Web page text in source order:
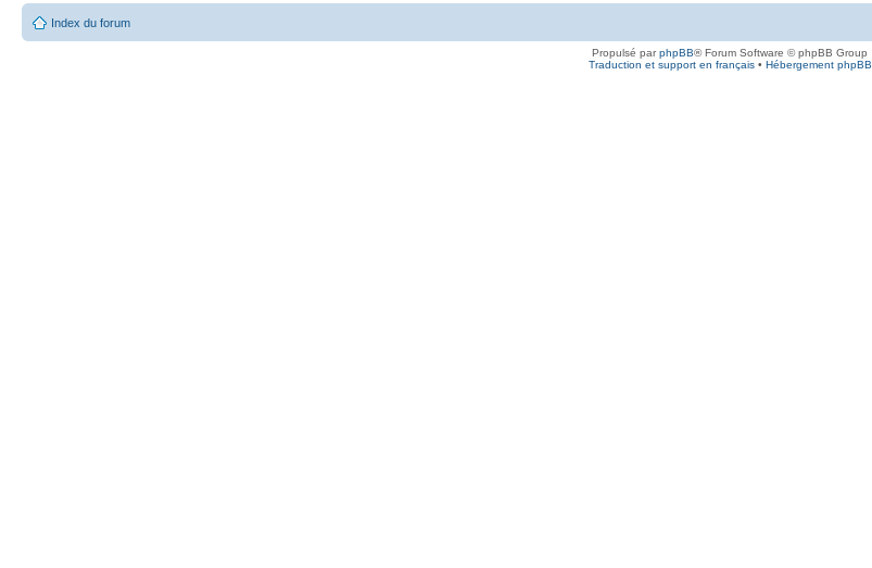
Index du forum
Propulsé parphpBB® Forum Software © phpBB Group
Traduction et support en français• Hébergement phpBB